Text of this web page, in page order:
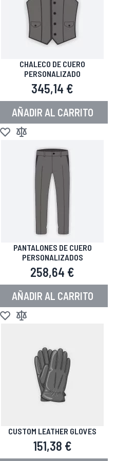
CHALECO DE CUERO
PERSONALIZADO
345,14 €
AÑADIR AL CARRITO
Añadir a la Lista de Deseos
Añadir para comparar
PANTALONES DE CUERO
PERSONALIZADOS
258,64 €
AÑADIR AL CARRITO
Añadir a la Lista de Deseos
Añadir para comparar
CUSTOM LEATHER GLOVES
151,38 €